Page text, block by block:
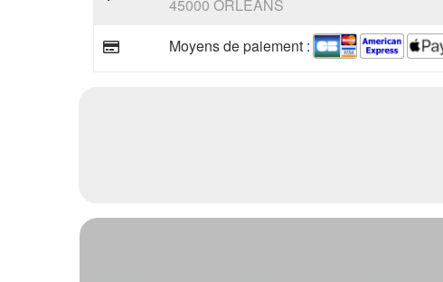
45000 ORLEANS
Moyens de paiement :